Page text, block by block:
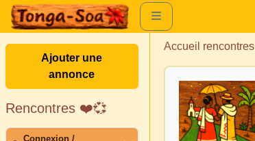
Ajouter une
annonce
Rencontres ❤️💞
Connexion /
Accueil rencontres